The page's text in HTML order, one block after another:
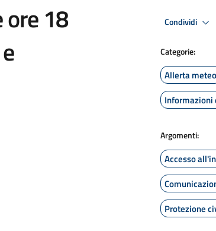
ore 18
Condividi
Categorie:
Allerta meteo
Argomenti:
Accesso
Protezione